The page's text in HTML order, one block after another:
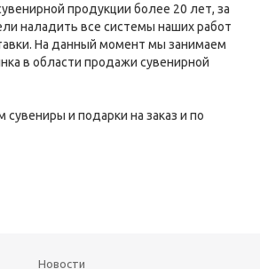
продукции более 20 лет, за
наладить все системы наших работ
На данный момент мы занимаем
в области продажи сувенирной
и подарки на заказ и по
Новости